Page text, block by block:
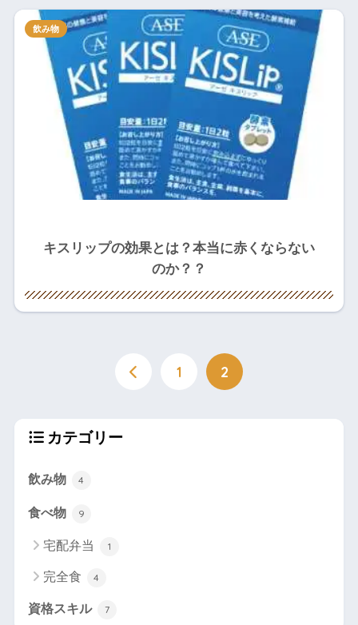
キスリップの効果とは？本当に赤くならない
のか？？
飲み物
1 2
カテゴリー
飲み物 4
食べ物 9
宅配弁当 1
完全食 4
資格スキル 7